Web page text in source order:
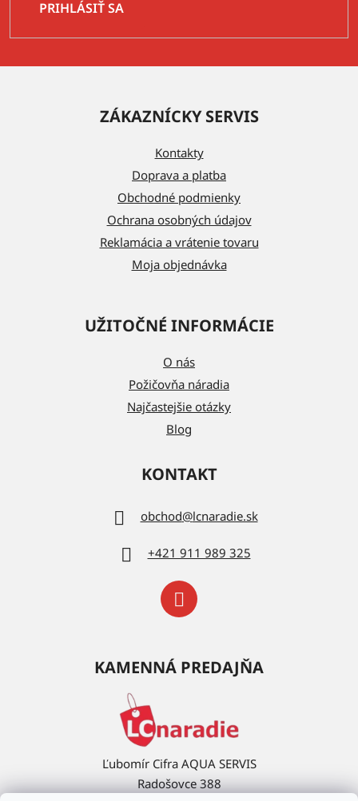
PRIHLÁSIŤ SA
ZÁKAZNÍCKY SERVIS
Kontakty
Doprava a platba
Obchodné podmienky
Ochrana osobných údajov
Reklamácia a vrátenie tovaru
Moja objednávka
UŽITOČNÉ INFORMÁCIE
O nás
Požičovňa náradia
Najčastejšie otázky
Blog
KONTAKT
obchod@lcnaradie.sk
+421 911 989 325
KAMENNÁ PREDAJŇA
Ľubomír Cifra AQUA SERVIS
Radošovce 388